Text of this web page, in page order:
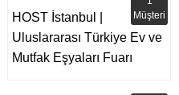
HOST İstanbul |
Uluslararası Türkiye Ev ve
Mutfak Eşyaları Fuarı
Müşteri